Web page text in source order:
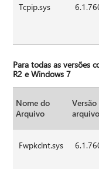
Tcpip.sys
Para todas as versões
R2 e Windows 7
Nome do
Arquivo
arquivo
Fwpkclnt.sys